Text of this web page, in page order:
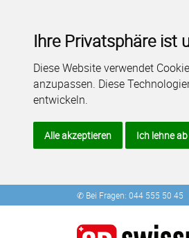
Ihre Privatsphäre ist
Diese Website verwendet
anzupassen. Diese
entwickeln.
Alle akzeptieren Ich lehne ab
✆ Bei Fragen: 044 555 50 45